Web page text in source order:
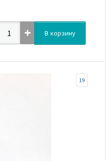
В корзину
19